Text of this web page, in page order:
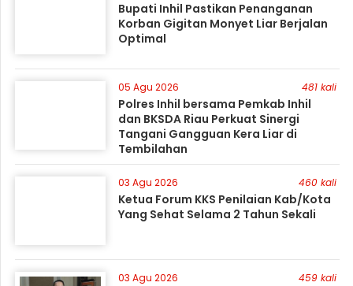
Bupati Inhil Pastikan Penanganan
Korban Gigitan Monyet Liar Berjalan
Optimal
05 Agu 2026 481 kali
Polres Inhil bersama Pemkab Inhil
dan BKSDA Riau Perkuat Sinergi
Tangani Gangguan Kera Liar di
Tembilahan
03 Agu 2026 460 kali
Ketua Forum KKS Penilaian Kab/Kota
Yang Sehat Selama 2 Tahun Sekali
03 Agu 2026 459 kali